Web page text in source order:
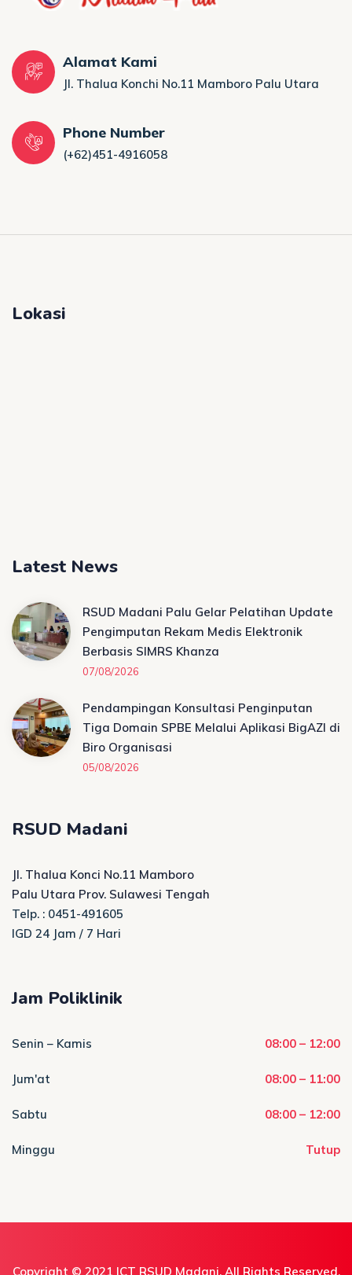
Alamat Kami
Jl. Thalua Konchi No.11 Mamboro Palu Utara
Phone Number
(+62)451-4916058
Lokasi
Latest News
RSUD Madani Palu Gelar Pelatihan Update
Pengimputan Rekam Medis Elektronik
Berbasis SIMRS Khanza
07/08/2026
Pendampingan Konsultasi Penginputan
Tiga Domain SPBE Melalui Aplikasi BigAZI di
Biro Organisasi
05/08/2026
RSUD Madani
Jl. Thalua Konci No.11 Mamboro
Palu Utara Prov. Sulawesi Tengah
Telp. : 0451-491605
IGD 24 Jam / 7 Hari
Jam Poliklinik
Senin – Kamis 08:00 – 12:00
Jum'at 08:00 – 11:00
Sabtu 08:00 – 12:00
Minggu Tutup
Copyright © 2021 ICT RSUD Madani, All Rights Reserved.